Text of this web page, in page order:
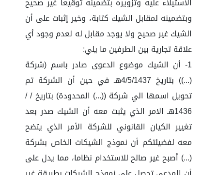
وبتضمينه لمقابل الشيك كتابة، وخير إثبات على أن
الشيك غير صحيح ولا يوجد مقابل له لعدم وجود أي
علاقة تجارية بين الطرفين ما يلي:
1- أن الشيك موضوع الدعوى صادر باسم (شركة
(...)) بتاريخ 4/5/1437هـ في حين أن الشركة تم
تحويل اسمها الي شركة ((...) المحدودة) بتاريخ / /
1436هـ الامر الذي يثبت معه أن الشيك صدر بعد
تغيير الكيان القانوني للشركة الأمر الذي يتضح
معه لفضيلتكم أن نموذج الشيكات الخاص بشركة
(...) أصبح غير صالح للاستخدام نظاما، مما يدل على